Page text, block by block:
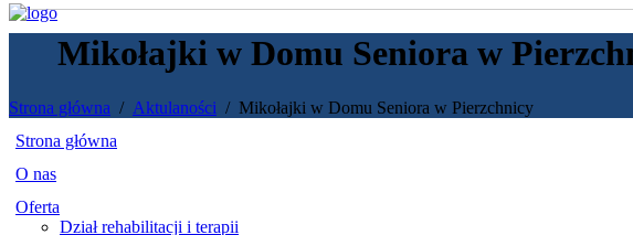
Strona główna
O nas
Oferta
Dział rehabilitacji i terapii
Mikołajki w Domu Seniora w
Strona główna Aktulaności Mikołajki w Domu Seniora w Pierzchnicy